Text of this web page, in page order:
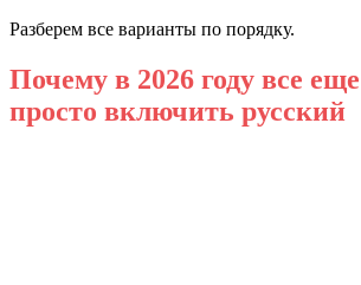
Разберем все варианты по порядку.
Почему в 2026 году все
просто включить русский